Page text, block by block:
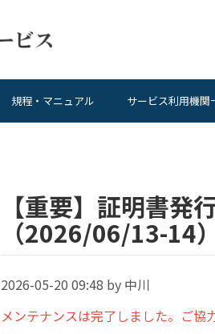
規程・マニュアル サービス利用機関
【重要】証明書発
（2026/06/13-14）
2026-05-20 09:48 by 中川
メンテナンスは完了しました。ご協